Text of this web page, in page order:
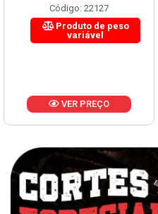
Código: 22127
Produto de peso
variável
VER PREÇO